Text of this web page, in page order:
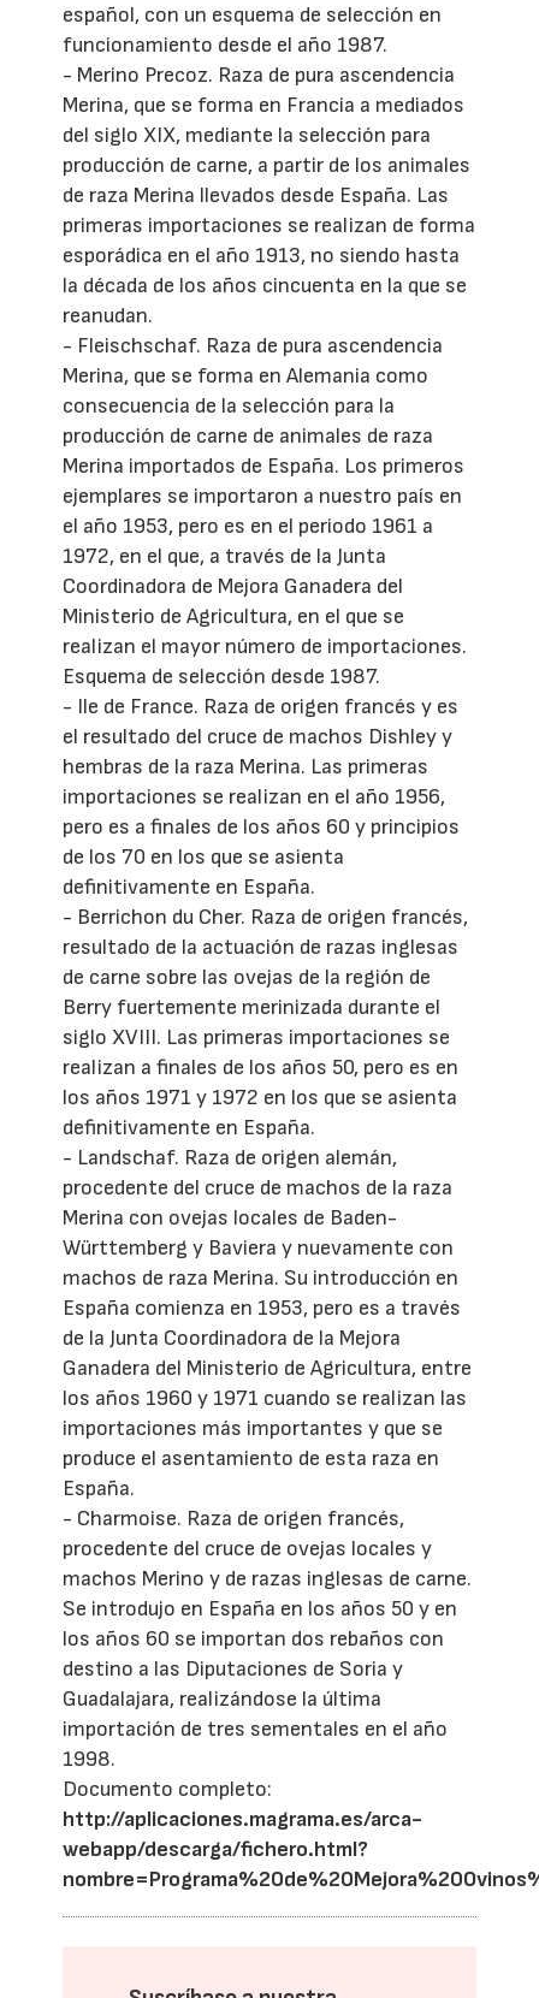
español, con un esquema de selección en
funcionamiento desde el año 1987.
- Merino Precoz. Raza de pura ascendencia
Merina, que se forma en Francia a mediados
del siglo XIX, mediante la selección para
producción de carne, a partir de los animales
de raza Merina llevados desde España. Las
primeras importaciones se realizan de forma
esporádica en el año 1913, no siendo hasta
la década de los años cincuenta en la que se
reanudan.
- Fleischschaf. Raza de pura ascendencia
Merina, que se forma en Alemania como
consecuencia de la selección para la
producción de carne de animales de raza
Merina importados de España. Los primeros
ejemplares se importaron a nuestro país en
el año 1953, pero es en el periodo 1961 a
1972, en el que, a través de la Junta
Coordinadora de Mejora Ganadera del
Ministerio de Agricultura, en el que se
realizan el mayor número de importaciones.
Esquema de selección desde 1987.
- Ile de France. Raza de origen francés y es
el resultado del cruce de machos Dishley y
hembras de la raza Merina. Las primeras
importaciones se realizan en el año 1956,
pero es a finales de los años 60 y principios
de los 70 en los que se asienta
definitivamente en España.
- Berrichon du Cher. Raza de origen francés,
resultado de la actuación de razas inglesas
de carne sobre las ovejas de la región de
Berry fuertemente merinizada durante el
siglo XVIII. Las primeras importaciones se
realizan a finales de los años 50, pero es en
los años 1971 y 1972 en los que se asienta
definitivamente en España.
- Landschaf. Raza de origen alemán,
procedente del cruce de machos de la raza
Merina con ovejas locales de Baden-
Württemberg y Baviera y nuevamente con
machos de raza Merina. Su introducción en
España comienza en 1953, pero es a través
de la Junta Coordinadora de la Mejora
Ganadera del Ministerio de Agricultura, entre
los años 1960 y 1971 cuando se realizan las
importaciones más importantes y que se
produce el asentamiento de esta raza en
España.
- Charmoise. Raza de origen francés,
procedente del cruce de ovejas locales y
machos Merino y de razas inglesas de carne.
Se introdujo en España en los años 50 y en
los años 60 se importan dos rebaños con
destino a las Diputaciones de Soria y
Guadalajara, realizándose la última
importación de tres sementales en el año
1998.
Documento completo:
http://aplicaciones.magrama.es/arca-
webapp/descarga/fichero.html?